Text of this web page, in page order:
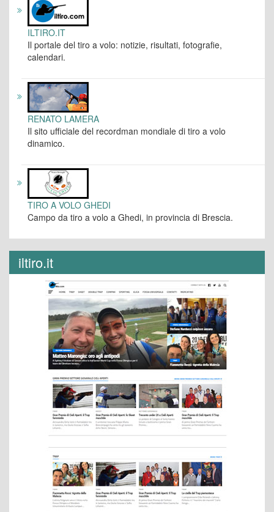
ILTIRO.IT
Il portale del tiro a volo: notizie, risultati, fotografie,
calendari.
RENATO LAMERA
Il sito ufficiale del recordman mondiale di tiro a volo
dinamico.
TIRO A VOLO GHEDI
Campo da tiro a volo a Ghedi, in provincia di Brescia.
iltiro.it